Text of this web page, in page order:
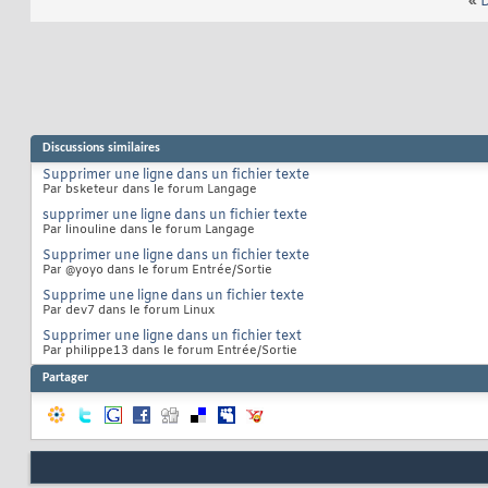
Discussions similaires
Supprimer une ligne dans un fichier texte
Par bsketeur dans le forum Langage
supprimer une ligne dans un fichier texte
Par linouline dans le forum Langage
Supprimer une ligne dans un fichier texte
Par @yoyo dans le forum Entrée/Sortie
Supprime une ligne dans un fichier texte
Par dev7 dans le forum Linux
Supprimer une ligne dans un fichier text
Par philippe13 dans le forum Entrée/Sortie
Partager